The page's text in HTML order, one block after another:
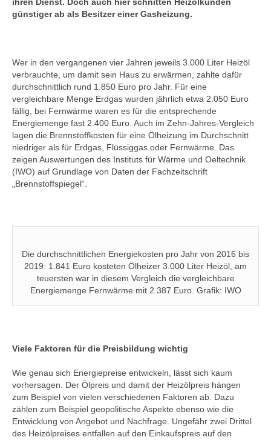
ihren Dienst. Doch auch hier schnitten Heizölkunden
günstiger ab als Besitzer einer Gasheizung.
Wer in den vergangenen vier Jahren jeweils 3.000 Liter Heizöl
verbrauchte, um damit sein Haus zu erwärmen, zahlte dafür
durchschnittlich rund 1.850 Euro pro Jahr. Für eine
vergleichbare Menge Erdgas wurden jährlich etwa 2.050 Euro
fällig, bei Fernwärme waren es für die entsprechende
Energiemenge fast 2.400 Euro. Auch im Zehn-Jahres-Vergleich
lagen die Brennstoffkosten für eine Ölheizung im Durchschnitt
niedriger als für Erdgas, Flüssiggas oder Fernwärme. Das
zeigen Auswertungen des Instituts für Wärme und Oeltechnik
(IWO) auf Grundlage von Daten der Fachzeitschrift
„Brennstoffspiegel“.
Die durchschnittlichen Energiekosten pro Jahr von 2016 bis
2019: 1.841 Euro kosteten Ölheizer 3.000 Liter Heizöl, am
teuersten war in diesem Vergleich die vergleichbare
Energiemenge Fernwärme mit 2.387 Euro. Grafik: IWO
Viele Faktoren für die Preisbildung wichtig
Wie genau sich Energiepreise entwickeln, lässt sich kaum
vorhersagen. Der Ölpreis und damit der Heizölpreis hängen
zum Beispiel von vielen verschiedenen Faktoren ab. Dazu
zählen zum Beispiel geopolitische Aspekte ebenso wie die
Entwicklung von Angebot und Nachfrage. Ungefähr zwei Drittel
des Heizölpreises entfallen auf den Einkaufspreis auf den